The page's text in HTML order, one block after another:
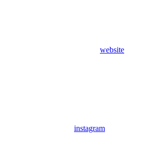
website
instagram